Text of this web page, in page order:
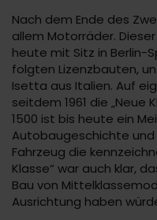
Nach dem Ende des
allem Motorräder.
heute mit Sitz in Berlin-
folgten Lizenzbauten,
Isetta aus Italien. Auf
seitdem 1961 die „Neue
1500 ist bis heute ein
Autobaugeschichte
Fahrzeug die
Klasse“ war auch klar,
Bau von
Ausrichtung haben